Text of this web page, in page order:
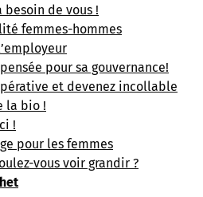
besoin de vous !
femmes-hommes
pour sa gouvernance!
et devenez incollable
la bio !
!
pour les femmes
vous voir grandir ?